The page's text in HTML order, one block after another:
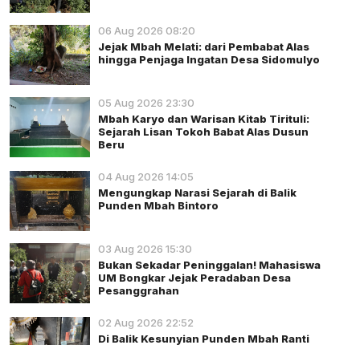
06 Aug 2026 08:20
Jejak Mbah Melati: dari Pembabat Alas
hingga Penjaga Ingatan Desa Sidomulyo
05 Aug 2026 23:30
Mbah Karyo dan Warisan Kitab Tirituli:
Sejarah Lisan Tokoh Babat Alas Dusun
Beru
04 Aug 2026 14:05
Mengungkap Narasi Sejarah di Balik
Punden Mbah Bintoro
03 Aug 2026 15:30
Bukan Sekadar Peninggalan! Mahasiswa
UM Bongkar Jejak Peradaban Desa
Pesanggrahan
02 Aug 2026 22:52
Di Balik Kesunyian Punden Mbah Ranti